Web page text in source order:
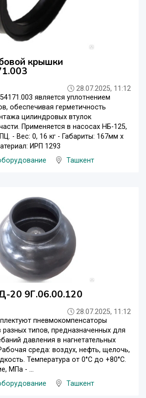
крышки
28.07.2025, 11:12
является уплотнением
обеспечивая герметичность
цилиндровых втулок
Применяется в насосах НБ-125,
- Вес: 0, 16 кг - Габариты: 167мм х
ИРП 1293
Ташкент
20 9Г.06.00.120
28.07.2025, 11:12
пневмокомпенсаторы
типов, предназначенных для
давления в нагнетательных
среда: воздух, нефть, щелочь,
Температура от 0°С до +80°С.
МПа - ...
Ташкент